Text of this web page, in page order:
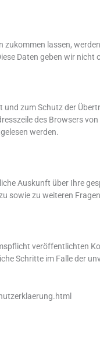
lassen,
Daten geben wir nicht
und zum Schutz der
des Browsers
werden.
Auskunft über Ihre
sowie zu weiteren
veröffentlichten
Schritte im Falle der